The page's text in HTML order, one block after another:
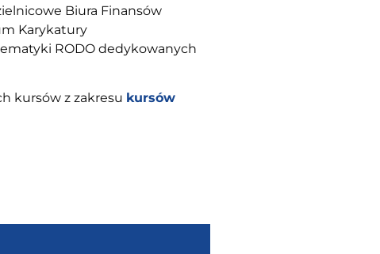
Biura Finansów
Karykatury
RODO dedykowanych
kursów z zakresu kursów